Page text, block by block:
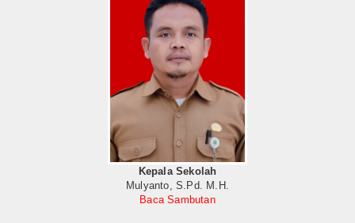
Kepala Sekolah
Mulyanto, S.Pd. M.H.
Baca Sambutan